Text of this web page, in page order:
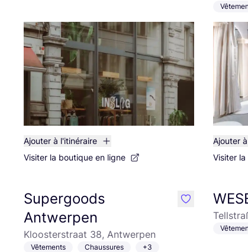
Ajouter à l'itinéraire
Visiter la boutique en ligne
Ajouter
Visiter
Supergoods
Antwerpen
Kloosterstraat 38, Antwerpen
Vêtements Chaussures +3
like